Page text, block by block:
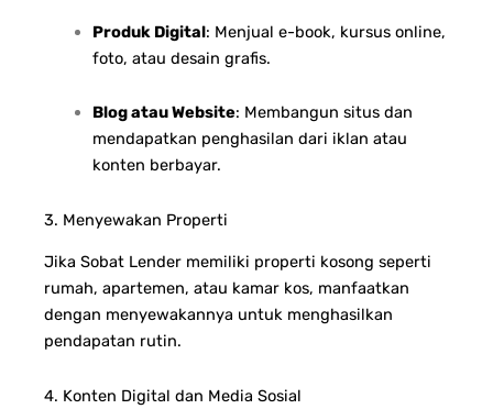
Produk Digital: Menjual e-book, kursus online,
foto, atau desain grafis.
Blog atau Website: Membangun situs dan
mendapatkan penghasilan dari iklan atau
konten berbayar.
3. Menyewakan Properti
Jika Sobat Lender memiliki properti kosong seperti
rumah, apartemen, atau kamar kos, manfaatkan
dengan menyewakannya untuk menghasilkan
pendapatan rutin.
4. Konten Digital dan Media Sosial